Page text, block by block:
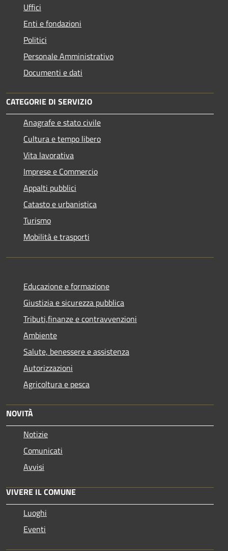
Uffici
Enti e fondazioni
Politici
Personale Amministrativo
Documenti e dati
CATEGORIE DI SERVIZIO
Anagrafe e stato civile
Cultura e tempo libero
Vita lavorativa
Imprese e Commercio
Appalti pubblici
Catasto e urbanistica
Turismo
Mobilità e trasporti
Educazione e formazione
Giustizia e sicurezza pubblica
Tributi,finanze e contravvenzioni
Ambiente
Salute, benessere e assistenza
Autorizzazioni
Agricoltura e pesca
NOVITÀ
Notizie
Comunicati
Avvisi
VIVERE IL COMUNE
Luoghi
Eventi